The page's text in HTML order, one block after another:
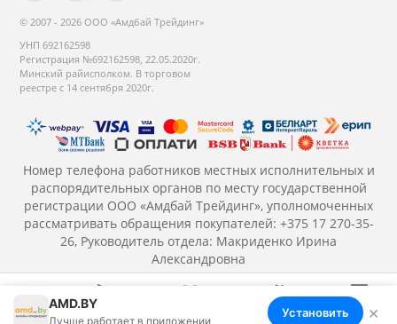
Меню Корзина Избранное Сравнение Войти
© 2007 - 2026 ООО «Амдбай Трейдинг»
УНП 692162598
Регистрация №692162598, 22.05.2020г.
Минский райисполком. В торговом
реестре с 14 сентября 2020г.
Номер телефона работников местных исполнительных и
распорядительных органов по месту государственной
регистрации ООО «Амдбай Трейдинг», уполномоченных
рассматривать обращения покупателей: +375 17 270-35-
26, Руководитель отдела: Макриденко Ирина
Александровна
AMD.BY
Лучше работает в приложении
Установить ×